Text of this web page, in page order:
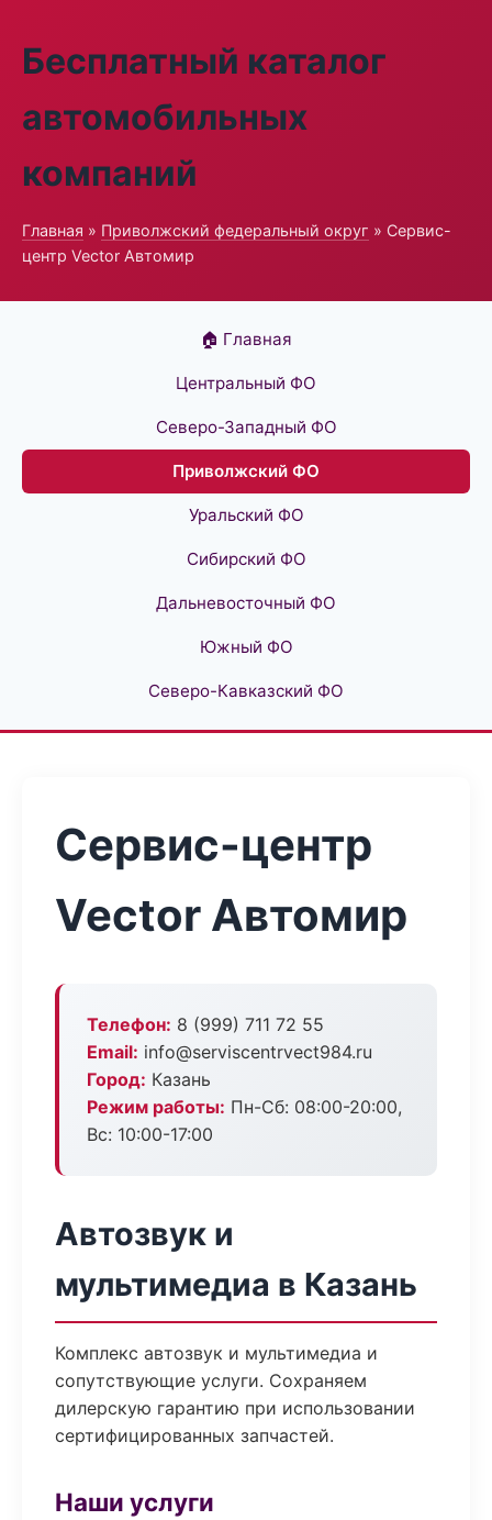
Бесплатный каталог
автомобильных
компаний
Главная » Приволжский федеральный округ » Сервис-
центр Vector Автомир
🏠 Главная
Центральный ФО
Северо-Западный ФО
Приволжский ФО
Уральский ФО
Сибирский ФО
Дальневосточный ФО
Южный ФО
Северо-Кавказский ФО
Сервис-центр
Vector Автомир
Телефон: 8 (999) 711 72 55
Email: info@serviscentrvect984.ru
Город: Казань
Режим работы: Пн-Сб: 08:00-20:00,
Вс: 10:00-17:00
Автозвук и
мультимедиа в Казань
Комплекс автозвук и мультимедиа и
сопутствующие услуги. Сохраняем
дилерскую гарантию при использовании
сертифицированных запчастей.
Наши услуги